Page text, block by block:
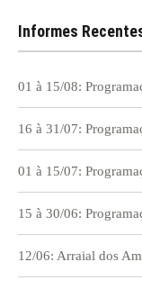
Informes
01 à 15/08:
16 à 31/07:
01 à 15/07:
15 à 30/06:
12/06: Arraial dos